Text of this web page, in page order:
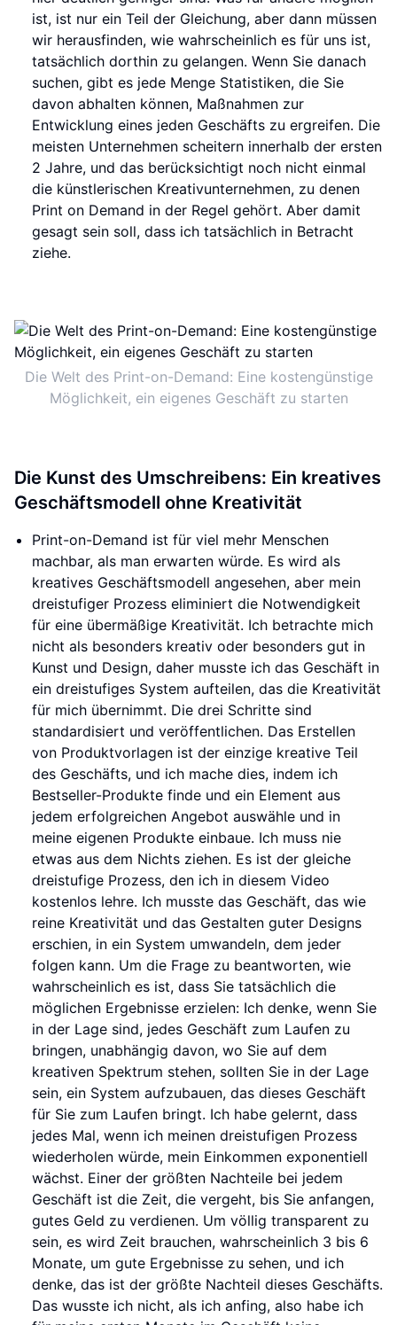
ist, ist nur ein Teil der Gleichung, aber dann müssen
wir herausfinden, wie wahrscheinlich es für uns ist,
tatsächlich dorthin zu gelangen. Wenn Sie danach
suchen, gibt es jede Menge Statistiken, die Sie
davon abhalten können, Maßnahmen zur
Entwicklung eines jeden Geschäfts zu ergreifen. Die
meisten Unternehmen scheitern innerhalb der ersten
2 Jahre, und das berücksichtigt noch nicht einmal
die künstlerischen Kreativunternehmen, zu denen
Print on Demand in der Regel gehört. Aber damit
gesagt sein soll, dass ich tatsächlich in Betracht
ziehe.
Die Welt des Print-on-Demand: Eine kostengünstige
Möglichkeit, ein eigenes Geschäft zu starten
Die Kunst des Umschreibens: Ein kreatives
Geschäftsmodell ohne Kreativität
Print-on-Demand ist für viel mehr Menschen
machbar, als man erwarten würde. Es wird als
kreatives Geschäftsmodell angesehen, aber mein
dreistufiger Prozess eliminiert die Notwendigkeit
für eine übermäßige Kreativität. Ich betrachte mich
nicht als besonders kreativ oder besonders gut in
Kunst und Design, daher musste ich das Geschäft in
ein dreistufiges System aufteilen, das die Kreativität
für mich übernimmt. Die drei Schritte sind
standardisiert und veröffentlichen. Das Erstellen
von Produktvorlagen ist der einzige kreative Teil
des Geschäfts, und ich mache dies, indem ich
Bestseller-Produkte finde und ein Element aus
jedem erfolgreichen Angebot auswähle und in
meine eigenen Produkte einbaue. Ich muss nie
etwas aus dem Nichts ziehen. Es ist der gleiche
dreistufige Prozess, den ich in diesem Video
kostenlos lehre. Ich musste das Geschäft, das wie
reine Kreativität und das Gestalten guter Designs
erschien, in ein System umwandeln, dem jeder
folgen kann. Um die Frage zu beantworten, wie
wahrscheinlich es ist, dass Sie tatsächlich die
möglichen Ergebnisse erzielen: Ich denke, wenn Sie
in der Lage sind, jedes Geschäft zum Laufen zu
bringen, unabhängig davon, wo Sie auf dem
kreativen Spektrum stehen, sollten Sie in der Lage
sein, ein System aufzubauen, das dieses Geschäft
für Sie zum Laufen bringt. Ich habe gelernt, dass
jedes Mal, wenn ich meinen dreistufigen Prozess
wiederholen würde, mein Einkommen exponentiell
wächst. Einer der größten Nachteile bei jedem
Geschäft ist die Zeit, die vergeht, bis Sie anfangen,
gutes Geld zu verdienen. Um völlig transparent zu
sein, es wird Zeit brauchen, wahrscheinlich 3 bis 6
Monate, um gute Ergebnisse zu sehen, und ich
denke, das ist der größte Nachteil dieses Geschäfts.
Das wusste ich nicht, als ich anfing, also habe ich